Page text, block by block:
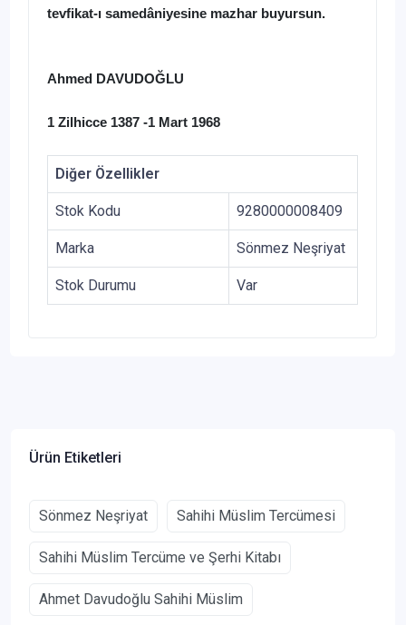
tevfikat-ı samedâniyesine mazhar buyursun.
Ahmed DAVUDOĞLU
1 Zilhicce 1387 -1 Mart 1968
Diğer Özellikler
Stok Kodu 9280000008409
Marka Sönmez Neşriyat
Stok Durumu Var
Ürün Etiketleri
Sönmez Neşriyat Sahihi Müslim Tercümesi
Sahihi Müslim Tercüme ve Şerhi Kitabı
Ahmet Davudoğlu Sahihi Müslim